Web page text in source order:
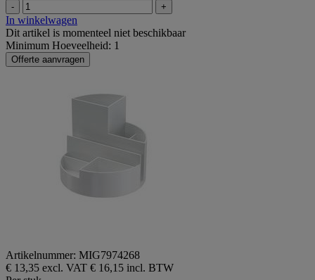
- +
In winkelwagen
Dit artikel is momenteel niet beschikbaar
Minimum Hoeveelheid: 1
Offerte aanvragen
Artikelnummer: MIG7974268
€ 13,35 excl. VAT € 16,15 incl. BTW